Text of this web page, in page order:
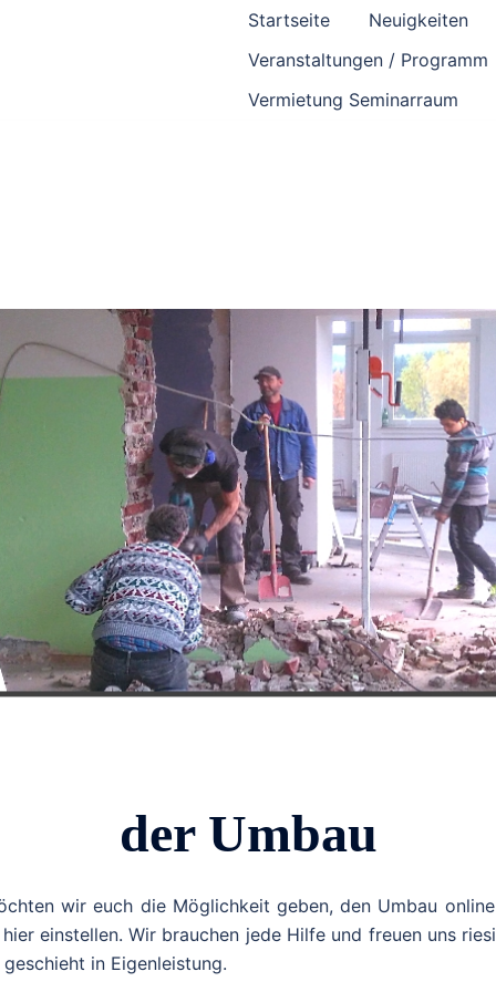
Startseite
Neuigkeiten
Veranstaltungen / Programm
Vermietung Seminarraum
der Umbau
wir euch die Möglichkeit geben, den Umbau
einstellen. Wir brauchen jede Hilfe und freuen uns
in Eigenleistung.